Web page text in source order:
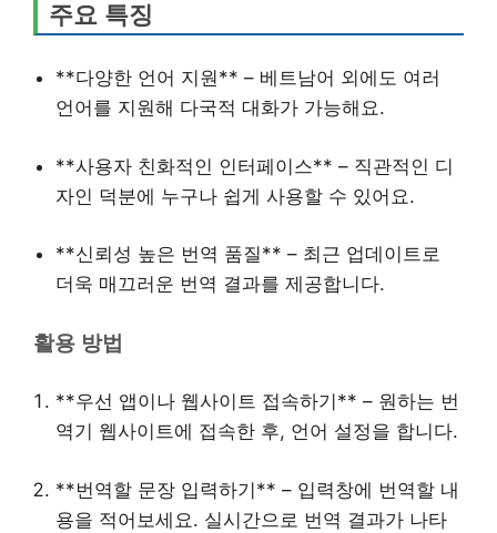
주요 특징
**다양한 언어 지원** – 베트남어 외에도 여러
언어를 지원해 다국적 대화가 가능해요.
**사용자 친화적인 인터페이스** – 직관적인 디
자인 덕분에 누구나 쉽게 사용할 수 있어요.
**신뢰성 높은 번역 품질** – 최근 업데이트로
더욱 매끄러운 번역 결과를 제공합니다.
활용 방법
**우선 앱이나 웹사이트 접속하기** – 원하는 번
역기 웹사이트에 접속한 후, 언어 설정을 합니다.
**번역할 문장 입력하기** – 입력창에 번역할 내
용을 적어보세요. 실시간으로 번역 결과가 나타